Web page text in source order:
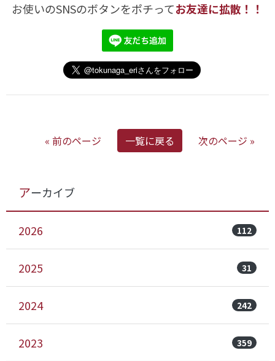
お使いのSNSのボタンをポチってお友達に拡散！！
« 前のページ 一覧に戻る 次のページ »
アーカイブ
2026 112
2025 31
2024 242
2023 359